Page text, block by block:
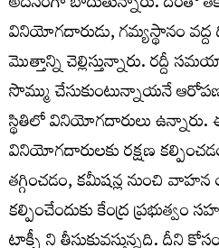
వినియోగదారుడు, గమ్యస్థానం వద్ద
మొత్తాన్ని చెల్లిస్తున్నారు. రద్దీ
సొమ్ము చేసుకుంటున్నాయనే
స్థితిలో వినియోగదారులు ఉన్నారు.
వినియోగదారులకు రక్షణ
తగ్గించడం, కమీషన్ల నుంచి
కల్పించేందుకు కేంద్ర